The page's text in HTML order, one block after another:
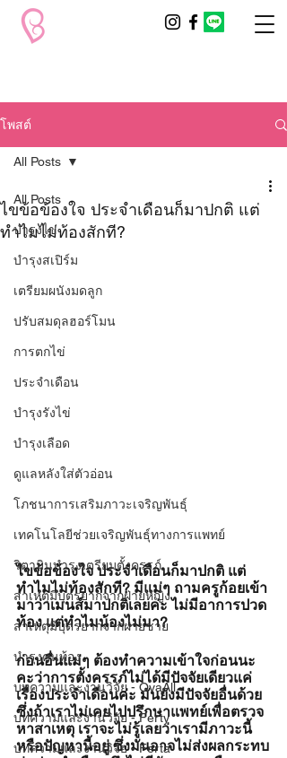
โพสต์
All Posts
บำรุงไข่
บำรุงสเปิร์ม
เตรียมผนังมดลูก
ปรับสมดุลฮอร์โมน
การตกไข่
ประจำเดือน
บำรุงรังไข่
บำรุงเลือด
ดูแลหลังใส่ตัวอ่อน
โภชนาการเสริมภาวะเจริญพันธุ์
เทคโนโลยีช่วยเจริญพันธุ์ทางการแพทย์
วิตามินบำรุงเตรียมตั้งครรภ์
สาเหตุมีบุตรยากจากฝ่ายหญิง
สาเหตุมีบุตรยากจากฝ่ายชาย
บำรุงคนท้อง
บทความและงานวิจัย - OvaAll
บทความและงานวิจัย - Ferty
บทความและงานวิจัย - Ferta
All Posts
ไขข้อข้องใจ ประจำเดือนก็มาปกติ แต่
ทำไมไม่ท้องสักที?
ไขข้อข้องใจ ประจำเดือนก็มาปกติ แต่
ทำไมไม่ท้องสักที? มีแม่ๆ ถามครูก้อยเข้า
มาว่าเมนส์มาปกติเลยค่ะ ไม่มีอาการปวด
ท้อง แต่ทำไมน้องไม่มา?
ก่อนอื่นแม่ๆ ต้องทำความเข้าใจก่อนนะ
คะว่าการตั้งครรภ์ไม่ได้มีปัจจัยเดียวแค่
เรื่องประจำเดือนค่ะ มันยังมีปัจจัยอื่นด้วย
ซึ่งถ้าเราไม่เคยไปปรึกษาแพทย์เพื่อตรวจ
หาสาเหตุ เราจะไม่รู้เลยว่าเรามีภาวะนี้
หรือปัญหานี้อยู่ ซึ่งมันอาจไม่ส่งผลกระทบ